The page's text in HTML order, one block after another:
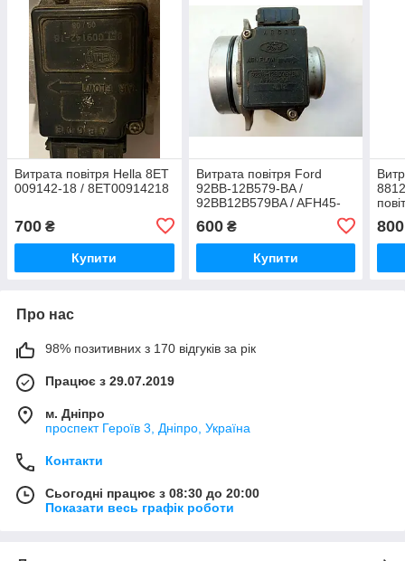
Витрата повітря Hella 8ET
009142-18 / 8ET00914218
700 ₴
Купити
Витрата повітря Ford
92BB-12B579-BA /
92BB12B579BA / AFH45-
600₴
Купити
800
Про нас
98% позитивних з 170 відгуків за рік
Працює з 29.07.2019
м. Дніпро
проспект Героїв 3, Дніпро, Україна
Контакти
Сьогодні працює з 08:30 до 20:00
Показати весь графік роботи